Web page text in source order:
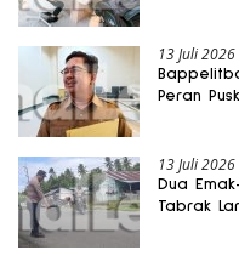
13 Juli 2026
Peran
13 Juli 2026
Dua
Tabrak